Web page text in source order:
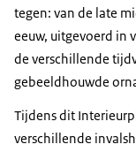
tegen: van de late
eeuw, uitgevoerd in
de verschillende
gebeeldhouwde
Tijdens dit
verschillende